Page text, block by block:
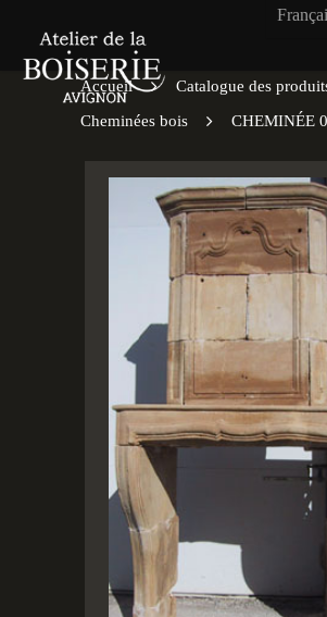
Accueil
Catalogue des
Cheminées bois
CHEMINÉE